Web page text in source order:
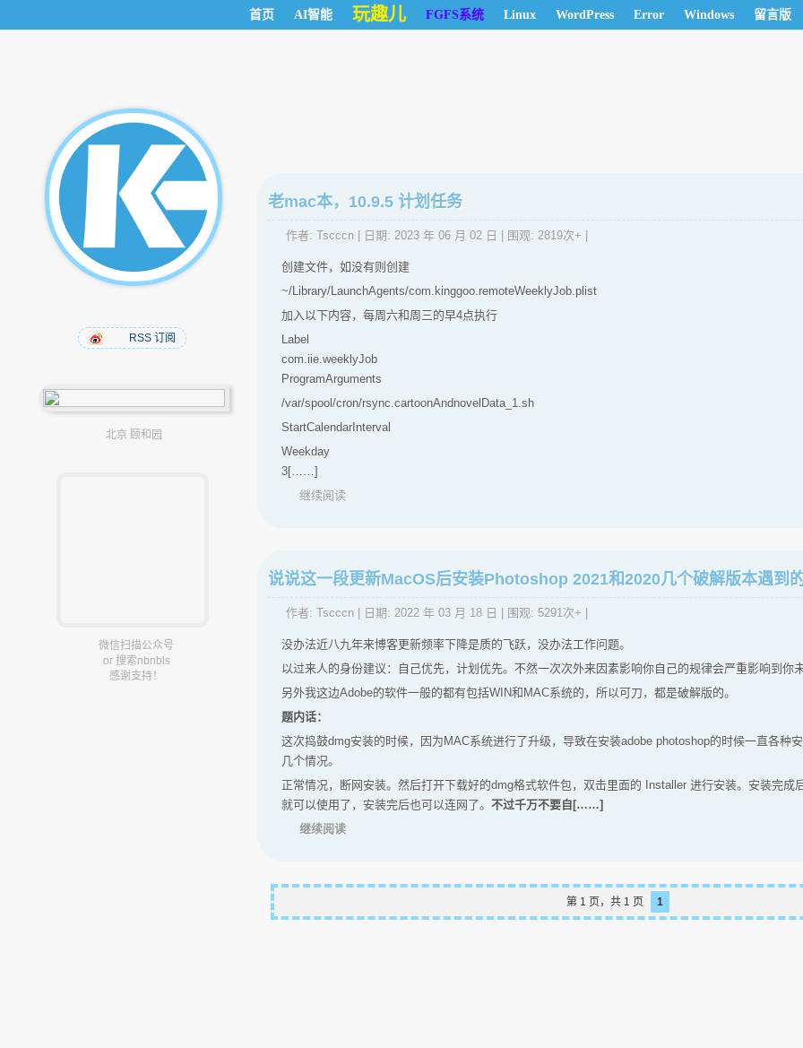
首页 AI智能 玩趣儿 FGFS系统 Linux WordPress Error Windows 留言版
RSS 订阅
北京 颐和园
微信扫描公众号
or 搜索nbnbls
感谢支持！
老mac本，10.9.5 计划任务
作者: Tscccn| 日期: 2023 年 06 月 02 日 | 围观: 2819次+ |
创建文件，如没有则创建
~/Library/LaunchAgents/com.kinggoo.remoteWeeklyJob.plist
加入以下内容，每周六和周三的早4点执行
Label
com.iie.weeklyJob
ProgramArguments
/var/spool/cron/rsync.cartoonAndnovelData_1.sh
StartCalendarInterval
Weekday
3[……]
继续阅读
说说这一段更新MacOS后安装Photoshop 2021和2020几个破解版本遇到
作者: Tscccn| 日期: 2022 年 03 月 18 日 | 围观: 5291次+ |
没办法近八九年来博客更新频率下降是质的飞跃，没办法工作问题。
以过来人的身份建议：自己优先，计划优先。不然一次次外来因素影响你自己的规律会严重影响到你
另外我这边Adobe的软件一般的都有包括WIN和MAC系统的，所以可刀，都是破解版的。
题内话：
这次捣鼓dmg安装的时候，因为MAC系统进行了升级，导致在安装adobe photoshop的时候一直各种
几个情况。
正常情况，断网安装。然后打开下载好的dmg格式软件包，双击里面的 Installer 进行安装。安装完成
就可以使用了，安装完后也可以连网了。 不过千万不要自[……]
继续阅读
第 1 页，共 1 页 1